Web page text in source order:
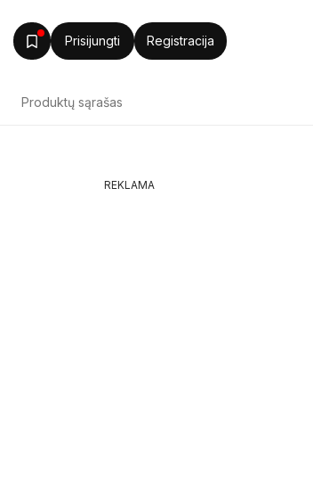
Prisijungti Registracija
Produktų sąrašas
REKLAMA